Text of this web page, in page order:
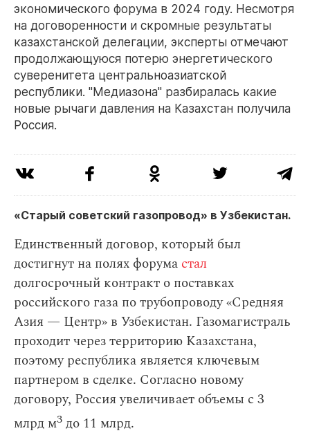
экономического форума в 2024 году. Несмотря
на договоренности и скромные результаты
казахстанской делегации, эксперты отмечают
продолжающуюся потерю энергетического
суверенитета центральноазиатской
республики. "Медиазона" разбиралась какие
новые рычаги давления на Казахстан получила
Россия.
«Старый советский газопровод» в Узбекистан.
Единственный договор, который был
достигнут на полях форума стал
долгосрочный контракт о поставках
российского газа по трубопроводу «Средняя
Азия — Центр» в Узбекистан. Газомагистраль
проходит через территорию Казахстана,
поэтому республика является ключевым
партнером в сделке. Согласно новому
договору, Россия увеличивает объемы с 3
млрд м3 до 11 млрд.